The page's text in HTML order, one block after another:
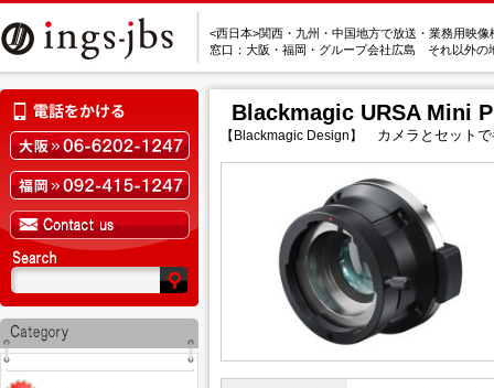
<西日本>関西・九州・中国地方で放送・業務用映
窓口：大阪・福岡・グループ会社広島 それ以外の
Blackmagic URSA Mini
【Blackmagic Design】 カメラとセット